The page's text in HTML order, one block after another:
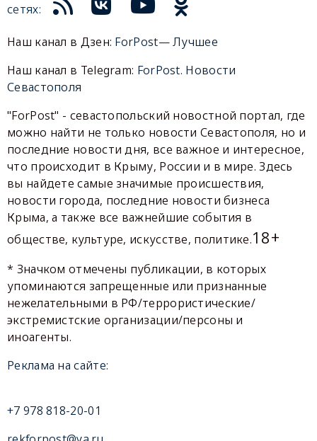
сетях:
Наш канал в Дзен: ForPost— Лучшее
Наш канал в Telegram: ForPost. Новости
Севастополя
"ForPost" - севастопольский новостной портал, где
можно найти не только новости Севастополя, но и
последние новости дня, все важное и интересное,
что происходит в Крыму, России и в мире. Здесь
вы найдете самые значимые происшествия,
новости города, последние новости бизнеса
Крыма, а также все важнейшие события в
обществе, культуре, искусстве, политике.18+
* Значком отмечены публикации, в которых
упоминаются запрещенные или признанные
нежелательными в РФ/террористические/
экстремистские организации/персоны и
иноагенты.
Реклама на сайте:
+7 978 818-20-01